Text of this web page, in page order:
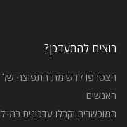
רוצים להתעדכן?
הצטרפו לרשימת התפוצה של
האנשים
המוכשרים וקבלו עדכונים במייל